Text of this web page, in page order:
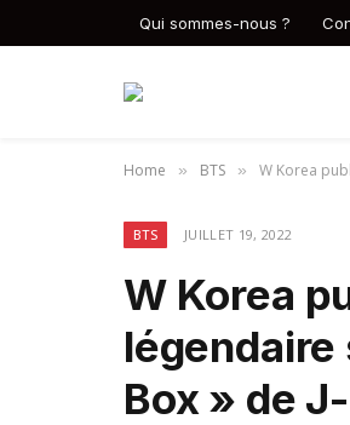
Qui sommes-nous ?
Home » BTS » W Korea
BTS JUILLET 19, 2022
W Korea
légendaire
Box » de